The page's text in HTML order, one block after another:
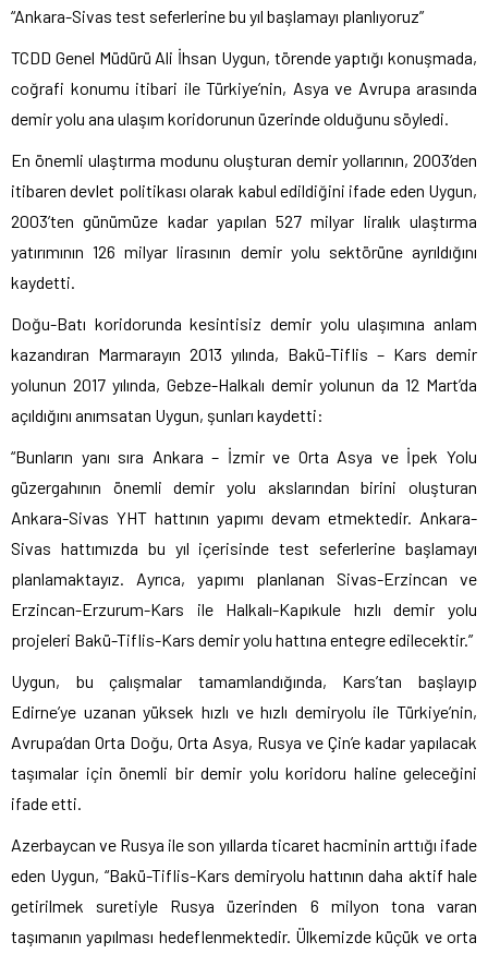
“Ankara-Sivas test seferlerine bu yıl başlamayı planlıyoruz”
TCDD Genel Müdürü Ali İhsan Uygun, törende yaptığı konuşmada,
coğrafi konumu itibari ile Türkiye’nin, Asya ve Avrupa arasında
demir yolu ana ulaşım koridorunun üzerinde olduğunu söyledi.
En önemli ulaştırma modunu oluşturan demir yollarının, 2003’den
itibaren devlet politikası olarak kabul edildiğini ifade eden Uygun,
2003’ten günümüze kadar yapılan 527 milyar liralık ulaştırma
yatırımının 126 milyar lirasının demir yolu sektörüne ayrıldığını
kaydetti.
Doğu-Batı koridorunda kesintisiz demir yolu ulaşımına anlam
kazandıran Marmarayın 2013 yılında, Bakü-Tiflis – Kars demir
yolunun 2017 yılında, Gebze-Halkalı demir yolunun da 12 Mart’da
açıldığını anımsatan Uygun, şunları kaydetti:
“Bunların yanı sıra Ankara – İzmir ve Orta Asya ve İpek Yolu
güzergahının önemli demir yolu akslarından birini oluşturan
Ankara-Sivas YHT hattının yapımı devam etmektedir. Ankara-
Sivas hattımızda bu yıl içerisinde test seferlerine başlamayı
planlamaktayız. Ayrıca, yapımı planlanan Sivas-Erzincan ve
Erzincan-Erzurum-Kars ile Halkalı-Kapıkule hızlı demir yolu
projeleri Bakü-Tiflis-Kars demir yolu hattına entegre edilecektir.”
Uygun, bu çalışmalar tamamlandığında, Kars’tan başlayıp
Edirne’ye uzanan yüksek hızlı ve hızlı demiryolu ile Türkiye’nin,
Avrupa’dan Orta Doğu, Orta Asya, Rusya ve Çin’e kadar yapılacak
taşımalar için önemli bir demir yolu koridoru haline geleceğini
ifade etti.
Azerbaycan ve Rusya ile son yıllarda ticaret hacminin arttığı ifade
eden Uygun, “Bakü-Tiflis-Kars demiryolu hattının daha aktif hale
getirilmek suretiyle Rusya üzerinden 6 milyon tona varan
taşımanın yapılması hedeflenmektedir. Ülkemizde küçük ve orta